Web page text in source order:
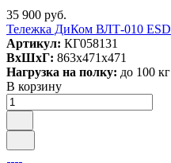
35 900 руб.
Тележка ДиКом ВЛТ-010 ESD
Артикул: КГ058131
ВxШxГ: 863x471x471
Нагрузка на полку: до 100 кг
В корзину